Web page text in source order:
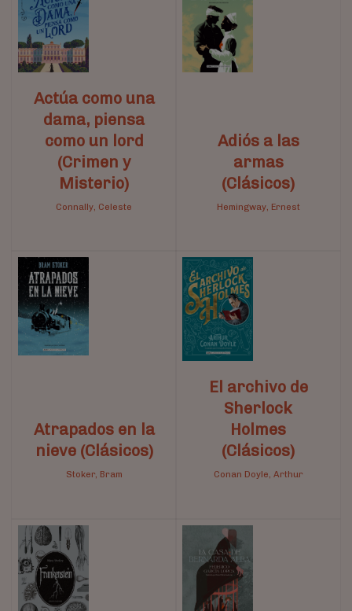
Actúa como una
dama, piensa
como un lord
(Crimen y
Misterio)
Connally, Celeste
Adiós a las
armas
(Clásicos)
Hemingway, Ernest
Atrapados en la
nieve (Clásicos)
Stoker, Bram
El archivo de
Sherlock
Holmes
(Clásicos)
Conan Doyle, Arthur